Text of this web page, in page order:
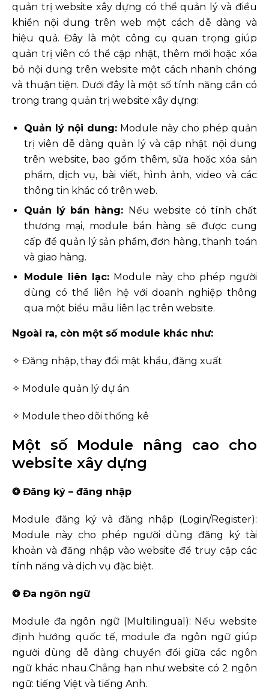
quản trị website xây dựng có thể quản lý và điều
khiển nội dung trên web một cách dễ dàng và
hiệu quả. Đây là một công cụ quan trọng giúp
quản trị viên có thể cập nhật, thêm mới hoặc xóa
bỏ nội dung trên website một cách nhanh chóng
và thuận tiện. Dưới đây là một số tính năng cần có
trong trang quản trị website xây dựng:
Quản lý nội dung: Module này cho phép quản
trị viên dễ dàng quản lý và cập nhật nội dung
trên website, bao gồm thêm, sửa hoặc xóa sản
phẩm, dịch vụ, bài viết, hình ảnh, video và các
thông tin khác có trên web.
Quản lý bán hàng: Nếu website có tính chất
thương mại, module bán hàng sẽ được cung
cấp để quản lý sản phẩm, đơn hàng, thanh toán
và giao hàng.
Module liên lạc: Module này cho phép người
dùng có thể liên hệ với doanh nghiệp thông
qua một biểu mẫu liên lạc trên website.
Ngoài ra, còn một số module khác như:
✧ Đăng nhập, thay đổi mật khẩu, đăng xuất
✧ Module quản lý dự án
✧ Module theo dõi thống kê
Một số Module nâng cao cho
website xây dựng
❂ Đăng ký – đăng nhập
Module đăng ký và đăng nhập (Login/Register):
Module này cho phép người dùng đăng ký tài
khoản và đăng nhập vào website để truy cập các
tính năng và dịch vụ đặc biệt.
❂ Đa ngôn ngữ
Module đa ngôn ngữ (Multilingual): Nếu website
định hướng quốc tế, module đa ngôn ngữ giúp
người dùng dễ dàng chuyển đổi giữa các ngôn
ngữ khác nhau.Chẳng hạn như website có 2 ngôn
ngữ: tiếng Việt và tiếng Anh.